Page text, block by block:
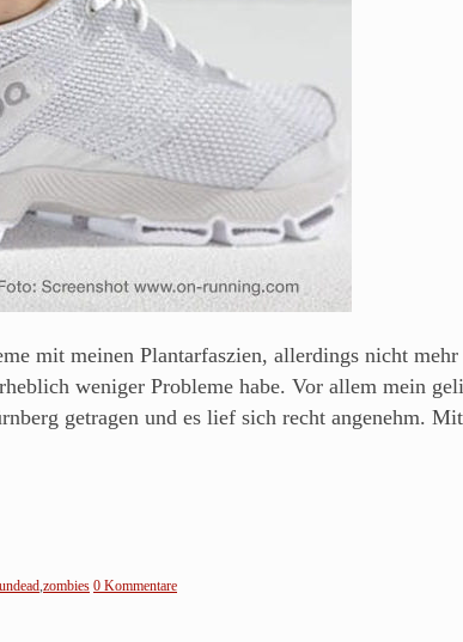
mit meinen Plantarfaszien, allerdings nicht
weniger Probleme habe. Vor allem mein
getragen und es lief sich recht angenehm.
zombies 0 Kommentare